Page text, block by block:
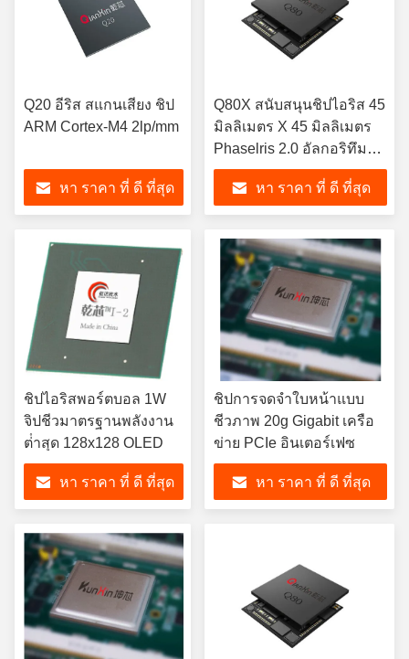
Q20 อีริส สแกนเสียง ชิป
ARM Cortex-M4 2lp/mm
หา ราคา ที่ ดี ที่สุด
Q80X สนับสนุนชิปไอริส 45
มิลลิเมตร X 45 มิลลิเมตร
Phaselris 2.0 อัลกอริทึม
การจํา
หา ราคา ที่ ดี ที่สุด
ชิปไอริสพอร์ตบอล 1W
จิปชีวมาตรฐานพลังงาน
ต่ําสุด 128x128 OLED
หา ราคา ที่ ดี ที่สุด
ชิปการจดจําใบหน้าแบบ
ชีวภาพ 20g Gigabit เครือ
ข่าย PCIe อินเตอร์เฟซ
หา ราคา ที่ ดี ที่สุด